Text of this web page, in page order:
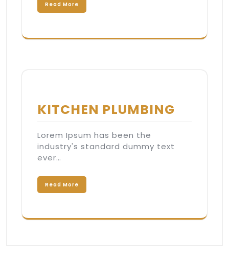
Read More
KITCHEN PLUMBING
Lorem Ipsum has been the
industry's standard dummy text
ever…
Read More